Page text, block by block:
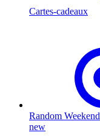
Cartes-cadeaux
Random Weekend
new